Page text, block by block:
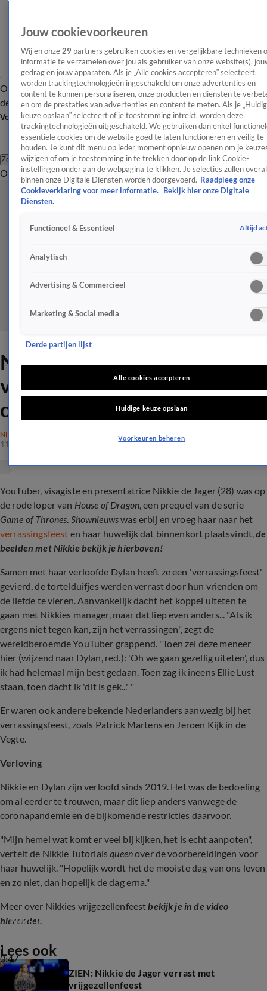
OverzichtAfleveringen Entertainment TV Algemeen
Tip
de redactieNieuwsbrief
Volg Shownieuws
Zoeken
OverzichtEntertainmentSpraakmakendRealityCrimeVideo's
Nikkie de Jager vertelt over
verrassingsfeest en huwelijk
op rode loper
NIEUWS
11 aug 2022, 20:02
YouTuber, visagiste en presentatrice Nikkie de Jager (28) was op
de rode loper van House of Dragon, een prequel van de serie
Game of Thrones. Shownieuwswas erbij en vroeg haar naar het
verrassingsfeest en haar huwelijk dat binnenkort plaatsvindt,de
beelden met Nikkie bekijk je hierboven!
Samen met haar verloofde Dylan heeft ze een 'verrassingsfeest'
gevierd, de tortelduifjes werden verrast door hun vrienden om
de liefde te vieren. Aanvankelijk dacht het koppel uiteten te
gaan met Nikkies manager, maar dat liep even anders... "Als ik
ergens niet tegen kan, zijn het verrassingen", zegt de
wereldberoemde YouTuber grappend. "Toen zei deze meneer
hier (wijzend naar Dylan, red.): 'Oh we gaan gezellig uiteten', dus
ik had helemaal mijn best gedaan. Toen zag ik ineens Ellie Lust
staan, toen dacht ik 'dit is gek...' "
Er waren ook andere bekende Nederlanders aanwezig bij het
verrassingsfeest, zoals Patrick Martens en Jeroen Kijk in de
Vegte.
Verloving
Nikkie en Dylan zijn verloofd sinds 2019. Het was de bedoeling
om al eerder te trouwen, maar dit liep anders vanwege de
coronapandemie en de bijkomende restricties daarvoor.
"Mijn hemel wat komt er veel bij kijken, het is echt aanpoten",
vertelt de Nikkie Tutorialsqueenover de voorbereidingen voor
haar huwelijk. "Hopelijk wordt het de mooiste dag van ons leven
en zo niet, dan hopelijk de dag erna."
Meer over Nikkies vrijgezellenfeestbekijk je in de video
hieronder.
0:47
Nikkie de Jager viert vrijgezellenfeest
Lees ook
ZIEN: Nikkie de Jager verrast met
vrijgezellenfeest
Jouw cookievoorkeuren
Wij en onze 29 partners gebruiken cookies en vergelijkbare technieken
informatie te verzamelen over jou als gebruiker van onze website(s),
gedrag en jouw apparaten. Als je „Alle cookies accepteren” selecteert,
worden trackingtechnologieën ingeschakeld om onze advertenties en
content te kunnen personaliseren, onze producten en diensten te
en om de prestaties van advertenties en content te meten. Als je
keuze opslaan” selecteert of je toestemming intrekt, worden deze
trackingtechnologieën uitgeschakeld. We gebruiken dan enkel
essentiële cookies om de website goed te laten functioneren en veilig te
houden. Je kunt dit menu op ieder moment opnieuw openen om je
wijzigen of om je toestemming in te trekken door op de link Cookie-
instellingen onder aan de webpagina te klikken. Je selecties zullen overal
binnen onze Digitale Diensten worden doorgevoerd. Raadpleeg onze
Cookieverklaring voor meer informatie.
Bekijk hier onze Digitale
Diensten.
Functioneel & Essentieel Altijd
Analytisch
Advertising & Commercieel
Marketing & Social media
Derde partijen lijst
Alle cookies accepteren
Huidige keuze opslaan
Voorkeuren beheren